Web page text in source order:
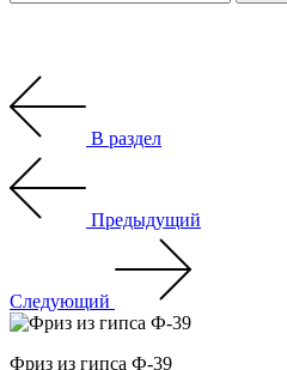
В раздел
Предыдущий
Следующий
Фриз из гипса Ф-39